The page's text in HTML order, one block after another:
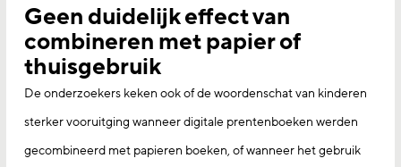
Geen duidelijk effect van
combineren met papier of
thuisgebruik
De onderzoekers keken ook of de woordenschat van kinderen
sterker vooruitging wanneer digitale prentenboeken werden
gecombineerd met papieren boeken, of wanneer het gebruik